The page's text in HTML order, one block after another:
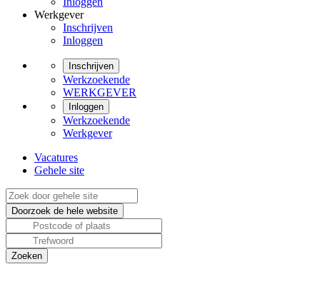
Werkgever
Inschrijven
Inloggen
Inschrijven
Werkzoekende
WERKGEVER
Inloggen
Werkzoekende
Werkgever
Vacatures
Gehele site